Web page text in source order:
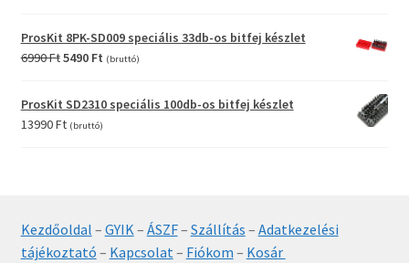
ProsKit 8PK-SD009 speciális 33db-os bitfej készlet
6990FtOriginal
was:
6990 Ft.
5490 FtCurrent
is:
5490 Ft.
(bruttó)
ProsKit SD2310 speciális 100db-os bitfej készlet
13990Ft (bruttó)
Kezdőoldal – GYIK– ÁSZF– Szállítás – Adatkezelési
tájékoztató – Kapcsolat– Fiókom – Kosár